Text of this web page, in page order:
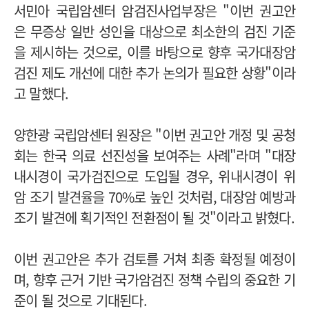
서민아 국립암센터 암검진사업부장은 "이번 권고안
은 무증상 일반 성인을 대상으로 최소한의 검진 기준
을 제시하는 것으로, 이를 바탕으로 향후 국가대장암
검진 제도 개선에 대한 추가 논의가 필요한 상황"이라
고 말했다.
양한광 국립암센터 원장은 "이번 권고안 개정 및 공청
회는 한국 의료 선진성을 보여주는 사례"라며 "대장
내시경이 국가검진으로 도입될 경우, 위내시경이 위
암 조기 발견율을 70%로 높인 것처럼, 대장암 예방과
조기 발견에 획기적인 전환점이 될 것"이라고 밝혔다.
이번 권고안은 추가 검토를 거쳐 최종 확정될 예정이
며, 향후 근거 기반 국가암검진 정책 수립의 중요한 기
준이 될 것으로 기대된다.